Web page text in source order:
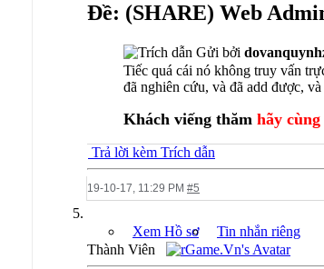
Ðề: (SHARE) Web
Gửi bởi
Tiếc quá cái nó không truy vấn
đã nghiên cứu, và đã add được,
Khách viếng thăm hãy cùng
Trả lời kèm Trích dẫn
19-10-17, 11:29 PM #5
Xem Hồ sơ
Tin nhắn riêng
Thành Viên